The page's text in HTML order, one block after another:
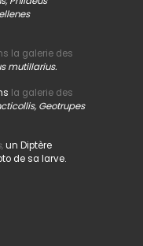
la galerie des
mutillarius.
la galerie des
Geotrupes
un Diptère
de sa larve.